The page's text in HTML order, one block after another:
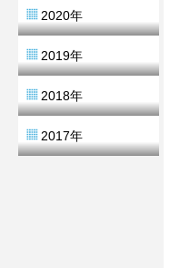
2020年
2019年
2018年
2017年